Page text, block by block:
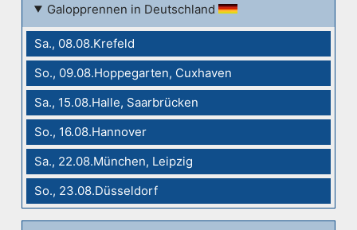
Galopprennen in Deutschland
Sa., 08.08.Krefeld
So., 09.08.Hoppegarten, Cuxhaven
Sa., 15.08.Halle, Saarbrücken
So., 16.08.Hannover
Sa., 22.08.München, Leipzig
So., 23.08.Düsseldorf